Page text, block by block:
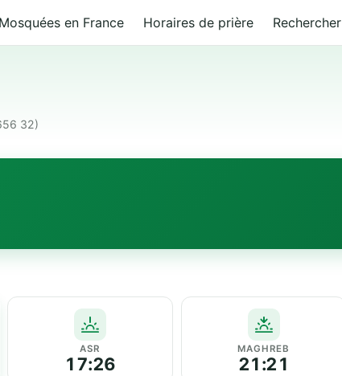
Mosquées en France Horaires de prière Rechercher
32)
ASR
17:26
MAGHREB
21:21